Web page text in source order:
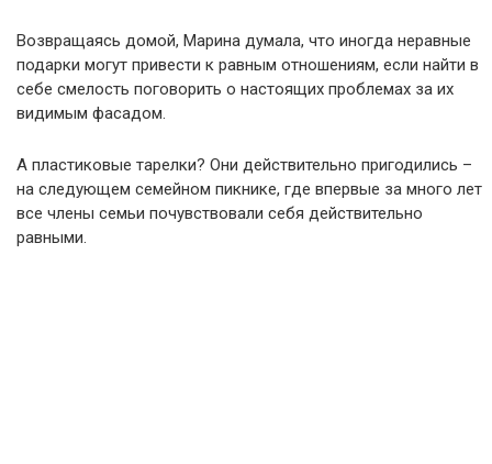
Возвращаясь домой, Марина думала, что иногда неравные
подарки могут привести к равным отношениям, если найти в
себе смелость поговорить о настоящих проблемах за их
видимым фасадом.
А пластиковые тарелки? Они действительно пригодились –
на следующем семейном пикнике, где впервые за много лет
все члены семьи почувствовали себя действительно
равными.